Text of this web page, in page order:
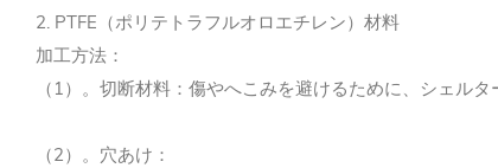
2. PTFE（ポリテトラフルオロエチレン）材料
加工方法：
（1）。 切断材料：傷やへこみを避けるために、シェル
（2）。 穴あけ：